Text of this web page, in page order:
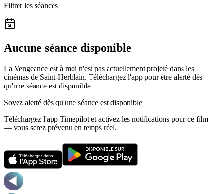
Filtrer les séances
Aucune séance disponible
La Vengeance est à moi n'est pas actuellement projeté dans les
cinémas de Saint-Herblain. Téléchargez l'app pour être alerté dès
qu'une séance est disponible.
Soyez alerté dès qu'une séance est disponible
Téléchargez l'app Timepilot et activez les notifications pour ce film
— vous serez prévenu en temps réel.